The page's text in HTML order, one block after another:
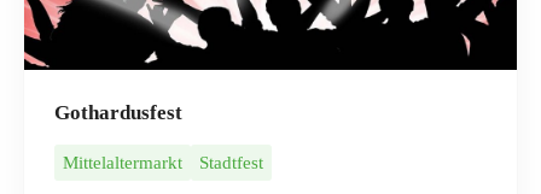
Gothardusfest
Mittelaltermarkt Stadtfest